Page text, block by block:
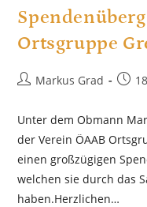
Franz
Der
Der
Heute
Den
Der
–
Übergab.
Ortsgruppe
Beitrags-
Markus Grad
Unter dem Obmann
der Verein ÖAAB
einen großzügigen
welchen sie durch das
haben.Herzlichen…